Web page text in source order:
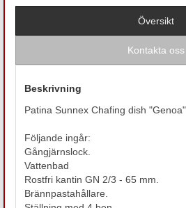
Översikt
Kontakta oss
Beskrivning
Patina Sunnex Chafing dish "Genoa"
Följande ingår:
Gångjärnslock.
Vattenbad
Rostfri kantin GN 2/3 - 65 mm.
Brännpastahållare.